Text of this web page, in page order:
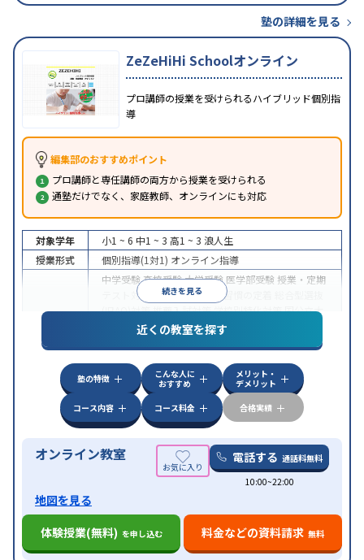
塾の詳細を見る
ZeZeHiHi Schoolオンライン
プロ講師の授業を受けられるハイブリッド個別指
導
編集部のおすすめポイント
プロ講師と専任講師の両方から授業を受けられる
通塾だけでなく、家庭教師、オンラインにも対応
続きを見る
対象学年 小1 ~ 6 中1 ~ 3 高1 ~ 3 浪人生
授業形式
個別指導(1対1) オンライン指導
中学受験高校受験大学受験 医学部受験 授業・定期
テスト対策
内申点対策 学習習慣の定着
(旧AO)対策推薦入試対策学校別特化対策国公立大
私大対策共通テスト対策
英語・英会話特化
特徴
中高一貫校生に対応授業の振替可能 不登校生に対
オンライン対応 1科目から受講可能季節講習の
みの受講可
自習室あり
近くの教室を探す
塾の特徴
こんな人に
おすすめ
メリット・
デメリット
コース内容
コース料金 合格実績
オンライン教室 電話する 通話料無料
10:00~22:00
地図を見る
体験授業(無料) を申し込む 料金などの資料請求 無料